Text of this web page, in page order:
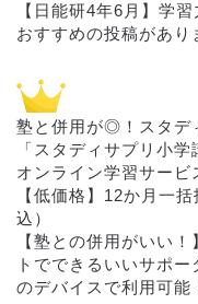
【日能研4年6月】学
おすすめの投稿があり
塾と併用が◎！スタデ
「スタディサプリ小
オンライン学習サービ
【低価格】12か月一
込）
【塾との併用がいい
トでできるいいサポ
のデバイスで利用可能